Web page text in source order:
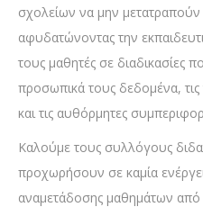
σχολείων να μην μετατραπούν
αφυδατώνοντας την
τους μαθητές σε διαδικασίες
προσωπικά τους δεδομένα,
και τις αυθόρμητες
Καλούμε τους συλλόγους
προχωρήσουν σε καμία
αναμετάδοσης μαθημάτων από